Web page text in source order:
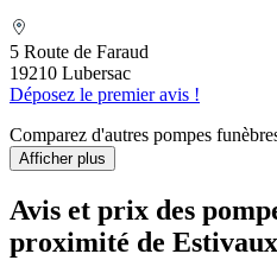
5 Route de Faraud
19210 Lubersac
Déposez le premier avis !
Comparez d'autres pompes
Afficher plus
Avis et prix des
proximité de Estivaux